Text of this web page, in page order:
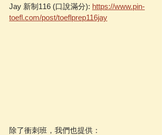
Jay 新制116 (口說滿分): https://www.pin-
toefl.com/post/toeflprep116jay
除了衝刺班，我們也提供：